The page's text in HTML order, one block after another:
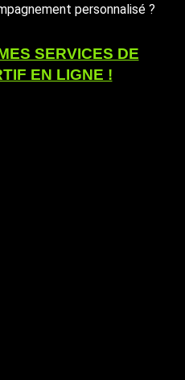
personnalisé ?
SERVICES DE
EN LIGNE !